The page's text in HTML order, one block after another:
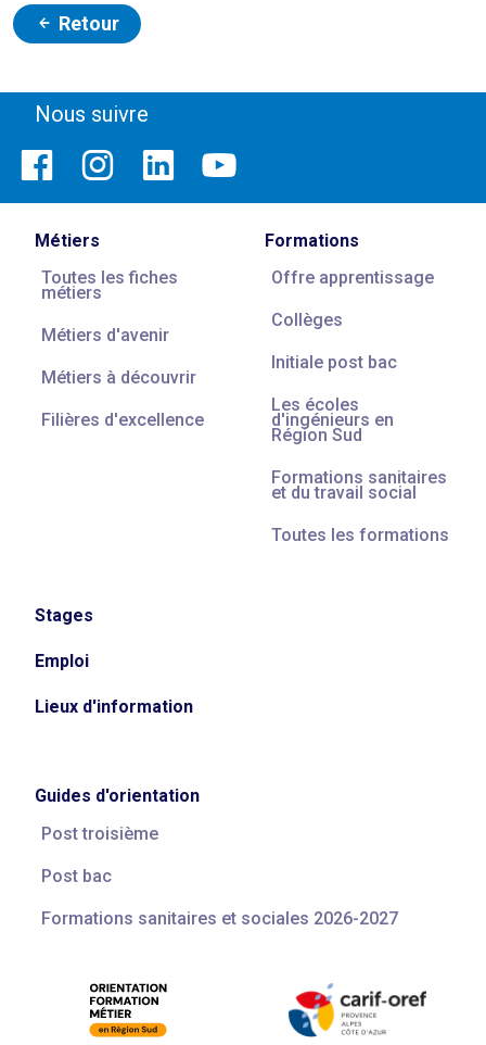
Retour
Nous suivre
Métiers
Toutes les fiches
métiers
Métiers d'avenir
Métiers à découvrir
Filières d'excellence
Formations
Offre apprentissage
Collèges
Initiale post bac
Les écoles
d'ingénieurs en
Région Sud
Formations sanitaires
et du travail social
Toutes les formations
Stages
Emploi
Lieux d'information
Guides d'orientation
Post troisième
Post bac
Formations sanitaires et sociales 2026-2027